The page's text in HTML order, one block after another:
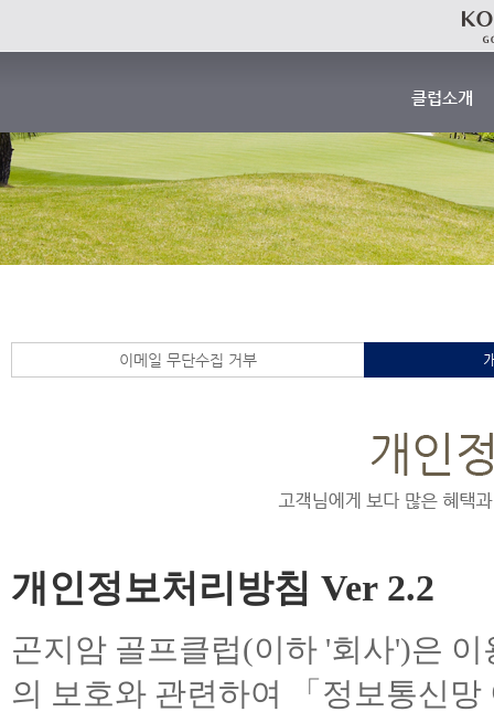
클럽소개
개요
연혁
기상 안내
찾아오시는 길
이메일 무단수집 거부
개인정보처리방침 Ver 2.2
곤지암 골프클럽(이하 '회사')은
의 보호와 관련하여 「정보통신